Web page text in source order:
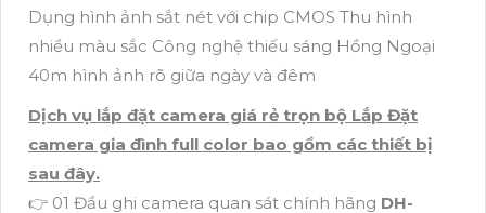
Dụng hình ảnh sắt nét với chip CMOS Thu hình
nhiều màu sắc Công nghệ thiếu sáng Hồng Ngoại
40m hình ảnh rõ giữa ngày và đêm
Dịch vụ lắp đặt camera giá rẻ trọn bộ Lắp Đặt
camera gia đình full color bao gồm các thiết bị
sau đây.
👉 01 Đầu ghi camera quan sát chính hãng DH-